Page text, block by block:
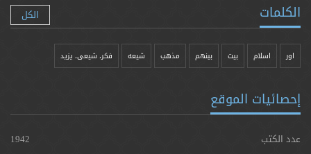
الكلمات الكل
اور اسلام بیت بينهم مذهب شيعه فکر، شیعی، یزيد
إحصائيات الموقع
عدد الكتب
1942